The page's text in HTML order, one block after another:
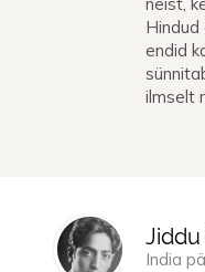
endid
ilmselt
Jiddu
India